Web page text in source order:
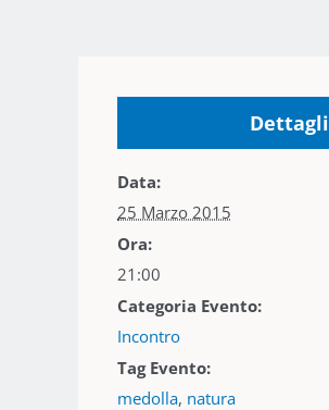
Dettagli
Data:
25 Marzo 2015
Ora:
21:00
Categoria Evento:
Incontro
Tag Evento:
medolla, natura